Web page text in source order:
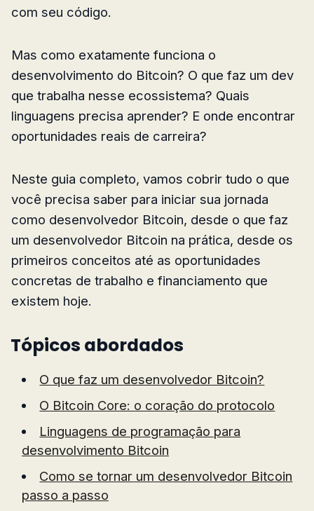
com seu código.
Mas como exatamente funciona o
desenvolvimento do Bitcoin? O que faz um dev
que trabalha nesse ecossistema? Quais
linguagens precisa aprender? E onde encontrar
oportunidades reais de carreira?
Neste guia completo, vamos cobrir tudo o que
você precisa saber para iniciar sua jornada
como desenvolvedor Bitcoin, desde o que faz
um desenvolvedor Bitcoin na prática, desde os
primeiros conceitos até as oportunidades
concretas de trabalho e financiamento que
existem hoje.
Tópicos abordados
O que faz um desenvolvedor Bitcoin?
O Bitcoin Core: o coração do protocolo
Linguagens de programação para
desenvolvimento Bitcoin
Como se tornar um desenvolvedor Bitcoin
passo a passo